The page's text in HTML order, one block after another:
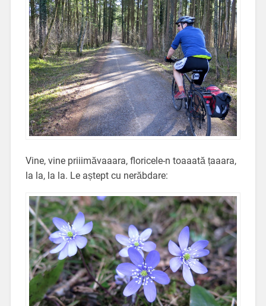
Vine, vine priiimăvaaara, floricele-n toaaată țaaara,
la la, la la. Le aștept cu nerăbdare: